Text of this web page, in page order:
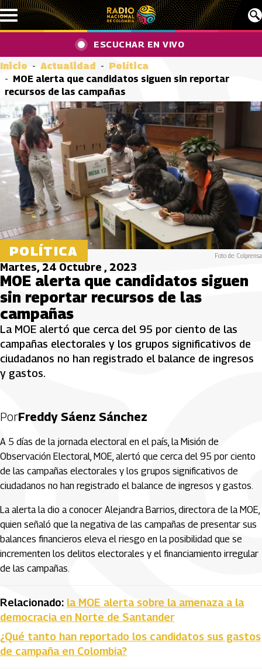
Pasar al contenido principal
ESCUCHAR EN VIVO
Inicio Actualidad
Política
MOE alerta que candidatos siguen sin reportar
recursos de las campañas
POLÍTICA Foto de: Colprensa
Martes, 24 Octubre , 2023
MOE alerta que candidatos siguen
sin reportar recursos de las
campañas
La MOE alertó que cerca del 95 por ciento de las
campañas electorales y los grupos significativos de
ciudadanos no han registrado el balance de ingresos
y gastos.
PorFreddy Sáenz Sánchez
A 5 días de la jornada electoral en el país, la Misión de
Observación Electoral, MOE, alertó que cerca del 95 por ciento
de las campañas electorales y los grupos significativos de
ciudadanos no han registrado el balance de ingresos y gastos.
La alerta la dio a conocer Alejandra Barrios, directora de la MOE,
quien señaló que la negativa de las campañas de presentar sus
balances financieros eleva el riesgo en la posibilidad que se
incrementen los delitos electorales y el financiamiento irregular
de las campañas.
Relacionado: la MOE alerta sobre la amenaza a la
democracia en Norte de Santander
¿Qué tanto han reportado los candidatos sus gastos
de campaña en Colombia?